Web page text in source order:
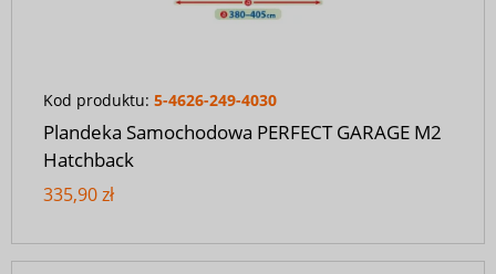
Kod produktu: 5-4626-249-4030
Plandeka Samochodowa PERFECT GARAGE M2
Hatchback
335,90 zł